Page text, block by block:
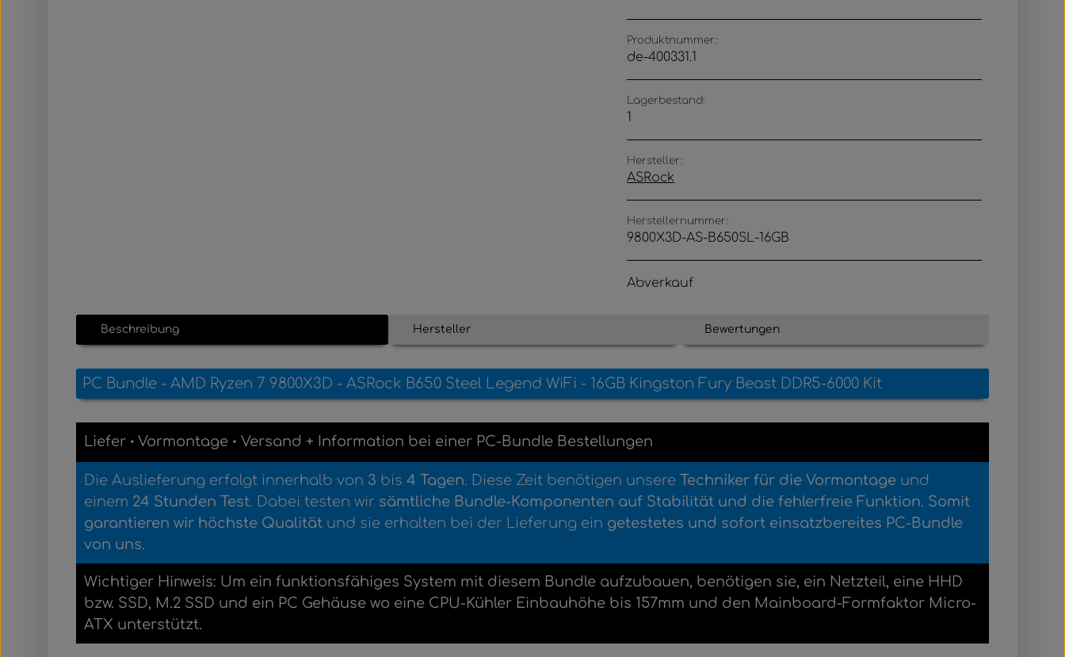
Produktnummer:
de-400331.1
Lagerbestand:
1
Hersteller:
ASRock
Herstellernummer:
9800X3D-AS-B650SL-16GB
Abverkauf
Beschreibung Hersteller Bewertungen
PC Bundle - AMD Ryzen 7 9800X3D - ASRock B650 Steel Legend WiFi - 16GB Kingston Fury Beast DDR5-6000 Kit
Liefer • Vormontage • Versand + Information bei einer PC-Bundle Bestellungen
Die Auslieferung erfolgt innerhalb von 3 bis 4 Tagen. Diese Zeit benötigen unsere Techniker für die Vormontage und
einem 24 Stunden Test. Dabei testen wir sämtliche Bundle-Komponenten auf Stabilität und die fehlerfreie Funktion. Somit
garantieren wir höchste Qualität und sie erhalten bei der Lieferung ein getestetes und sofort einsatzbereites PC-Bundle
von uns.
Wichtiger Hinweis: Um ein funktionsfähiges System mit diesem Bundle aufzubauen, benötigen sie, ein Netzteil, eine HHD
bzw. SSD, M.2 SSD und ein PC Gehäuse wo eine CPU-Kühler Einbauhöhe bis 157mm und den Mainboard-Formfaktor Micro-
ATX unterstützt.